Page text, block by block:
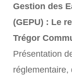
Gestion des
(GEPU) : Le
Trégor
Présentation
réglementaire,